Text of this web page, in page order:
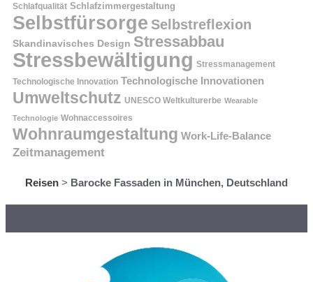
Schlafqualität Schlafzimmergestaltung
Selbstfürsorge Selbstreflexion
Skandinavisches Design Stressabbau
Stressbewältigung Stressmanagement
Technologische Innovation Technologische Innovationen
Umweltschutz UNESCO Weltkulturerbe Wearable
Technologie Wohnaccessoires
Wohnraumgestaltung Work-Life-Balance
Zeitmanagement
Reisen > Barocke Fassaden in München, Deutschland